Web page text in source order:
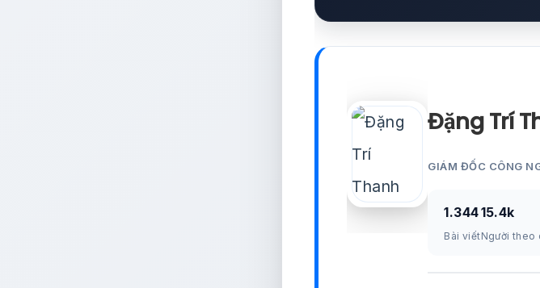
Đặng Trí
GIÁM ĐỐC CÔNG
1.344
Bài viết
15.4k
Người theo